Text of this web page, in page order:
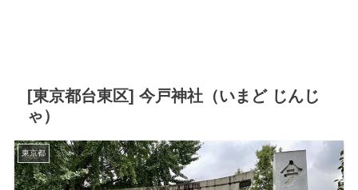
[東京都台東区] 今戸神社（いまど じんじ
ゃ）
東京都